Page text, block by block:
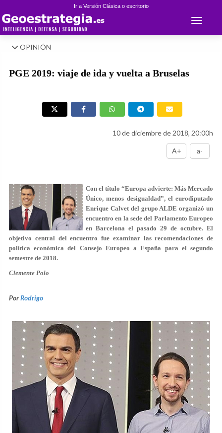
Ir a Versión Clásica o escritorio
Toggle
OPINIÓN
PGE 2019: viaje de ida y vuelta a Bruselas
10 de diciembre de 2018, 20:00h
A+ a-
Con el título “Europa advierte: Más Mercado
Único, menos desigualdad”, el eurodiputado
Enrique Calvet del grupo ALDE organizó un
encuentro en la sede del Parlamento Europeo
en Barcelona el pasado 29 de octubre. El
objetivo central del encuentro fue examinar las recomendaciones de
política económica del Consejo Europeo a España para el segundo
semestre de 2018.
Clemente Polo
PorRodrigo